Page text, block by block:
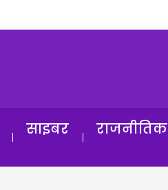
साइबर राजनीतिक